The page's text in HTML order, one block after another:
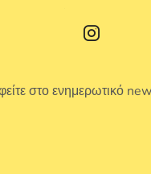
στο ενημερωτικό